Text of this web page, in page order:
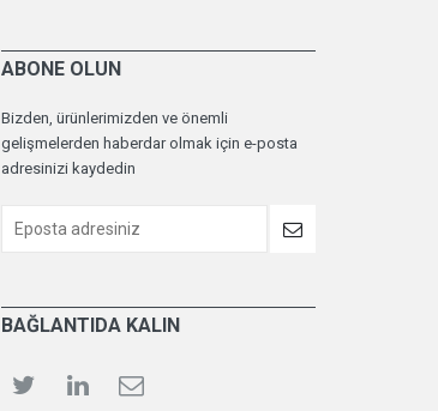
ABONE OLUN
Bizden, ürünlerimizden ve önemli
gelişmelerden haberdar olmak için e-posta
adresinizi kaydedin
BAĞLANTIDA KALIN